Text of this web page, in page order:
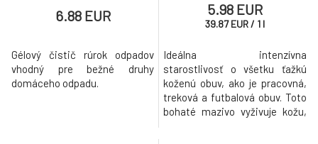
6.88 EUR
Gélový čistič rúrok odpadov
vhodný pre bežné druhy
domáceho odpadu.
5.98 EUR
39.87 EUR/ 1 l
Ideálna intenzívna
starostlivosť o všetku ťažkú
koženú obuv, ako je pracovná,
treková a futbalová obuv. Toto
bohaté mazivo vyživuje kožu,